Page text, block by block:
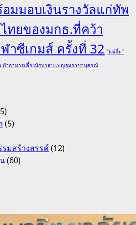
อมมอบเงินรางวัลแก่ทัพ
ทยของมกธ.ที่คว้า
าซีเกมส์ ครั้งที่ 32 “แม่จิ๋ม”
ทำอาหารเลี้ยงนักบาสฯ เบญจมราชานุสรณ์
(5)
รมสร้างสรรค์(12)
(60)